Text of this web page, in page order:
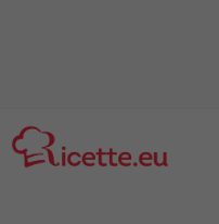
al
contenuto